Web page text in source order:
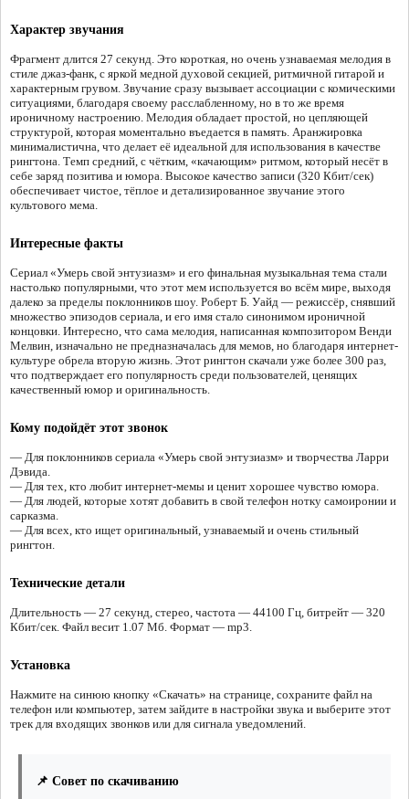
Характер звучания
Фрагмент длится 27 секунд. Это короткая, но очень узнаваемая мелодия в
стиле джаз-фанк, с яркой медной духовой секцией, ритмичной гитарой и
характерным грувом. Звучание сразу вызывает ассоциации с комическими
ситуациями, благодаря своему расслабленному, но в то же время
ироничному настроению. Мелодия обладает простой, но цепляющей
структурой, которая моментально въедается в память. Аранжировка
минималистична, что делает её идеальной для использования в качестве
рингтона. Темп средний, с чётким, «качающим» ритмом, который несёт в
себе заряд позитива и юмора. Высокое качество записи (320 Кбит/сек)
обеспечивает чистое, тёплое и детализированное звучание этого
культового мема.
Интересные факты
Сериал «Умерь свой энтузиазм» и его финальная музыкальная тема стали
настолько популярными, что этот мем используется во всём мире, выходя
далеко за пределы поклонников шоу. Роберт Б. Уайд — режиссёр, снявший
множество эпизодов сериала, и его имя стало синонимом ироничной
концовки. Интересно, что сама мелодия, написанная композитором Венди
Мелвин, изначально не предназначалась для мемов, но благодаря интернет-
культуре обрела вторую жизнь. Этот рингтон скачали уже более 300 раз,
что подтверждает его популярность среди пользователей, ценящих
качественный юмор и оригинальность.
Кому подойдёт этот звонок
— Для поклонников сериала «Умерь свой энтузиазм» и творчества Ларри
Дэвида.
— Для тех, кто любит интернет-мемы и ценит хорошее чувство юмора.
— Для людей, которые хотят добавить в свой телефон нотку самоиронии и
сарказма.
— Для всех, кто ищет оригинальный, узнаваемый и очень стильный
рингтон.
Технические детали
Длительность — 27 секунд, стерео, частота — 44100 Гц, битрейт — 320
Кбит/сек. Файл весит 1.07 Мб. Формат — mp3.
Установка
Нажмите на синюю кнопку «Скачать» на странице, сохраните файл на
телефон или компьютер, затем зайдите в настройки звука и выберите этот
трек для входящих звонков или для сигнала уведомлений.
📌 Совет по скачиванию